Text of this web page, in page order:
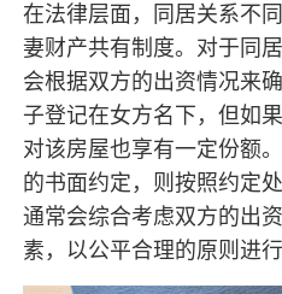
在法律层面，同居关系不
妻财产共有制度。对于同
会根据双方的出资情况来
子登记在女方名下，但如
对该房屋也享有一定份额
的书面约定，则按照约定
通常会综合考虑双方的出
素，以公平合理的原则进行